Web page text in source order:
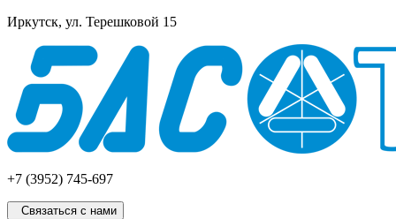
Иркутск, ул. Терешковой 15
+7 (3952) 745-697
Связаться с нами